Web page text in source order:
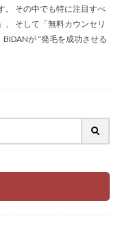
。 その中でも特に注目すべ
、 そして「無料カウンセリ
が “発毛を成功させる